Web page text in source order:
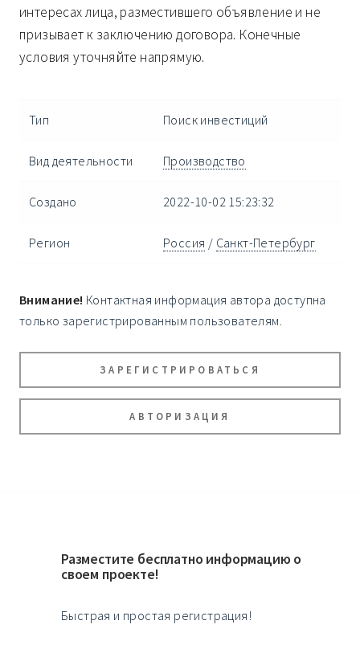
интересах лица, разместившего объявление и не
призывает к заключению договора. Конечные
условия уточняйте напрямую.
Тип Поиск инвестиций
Вид деятельности Производство
Создано 2022-10-02 15:23:32
Регион Россия / Санкт-Петербург
Внимание! Контактная информация автора доступна
только зарегистрированным пользователям.
ЗАРЕГИСТРИРОВАТЬСЯ
АВТОРИЗАЦИЯ
Разместите бесплатно информацию о
своем проекте!
Быстрая и простая регистрация!